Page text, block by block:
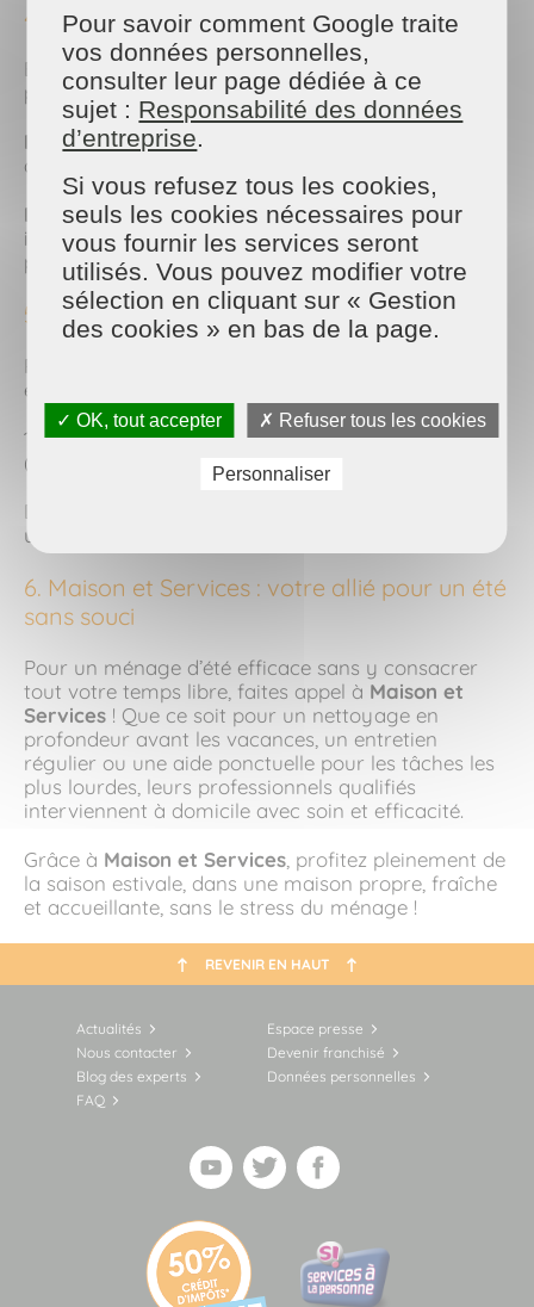
4. Préparer l’extérieur
Balcons, terrasses, jardins… Ce sont vos nouvelles
pièces à vivre !
Nettoyez mobilier et sols extérieurs
de vinaigre blanc et d’eau chaude.
Rangez les jouets d’hiver, sortez les transats
installez quelques plantes ou lanternes solaires
pour une touche déco naturelle.
5. Un planning léger pour entretenir
Pas question de sacrifier l’été au ménage ! Mettez
en place une
15 minutes par jour pour une pièce ou une tâche
(poussière, sol, vaisselle…).
Des sessions rapides mais régulières pour garder
un intérieur net sans stress.
6. Maison et Services : votre allié pour un été
sans souci
Pour un ménage d’été efficace sans y consacrer
tout votre temps libre, faites appel à Maison et
Services ! Que ce soit pour un nettoyage en
profondeur avant les vacances, un entretien
régulier ou une aide ponctuelle pour les tâches les
plus lourdes, leurs professionnels qualifiés
interviennent à domicile avec soin et efficacité.
Grâce à Maison et Services , profitez pleinement de
la saison estivale, dans une maison propre, fraîche
et accueillante, sans le stress du ménage !
REVENIR EN HAUT
Actualités
Espace presse
Nous contacter
Devenir franchisé
Blog des experts
Données personnelles
FAQ
Pour savoir comment Google traite
vos données personnelles,
consulter leur page dédiée à ce
sujet : Responsabilité des données
d’entreprise.
Si vous refusez tous les cookies,
seuls les cookies nécessaires pour
vous fournir les services seront
utilisés. Vous pouvez modifier votre
sélection en cliquant sur « Gestion
des cookies » en bas de la page.
✓ OK, tout accepter ✗ Refuser tous les cookies
Personnaliser